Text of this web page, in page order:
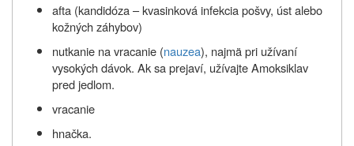
afta (kandidóza – kvasinková infekcia pošvy, úst alebo
kožných záhybov)
nutkanie na vracanie (nauzea), najmä pri užívaní
vysokých dávok. Ak sa prejaví, užívajte Amoksiklav
pred jedlom.
vracanie
hnačka.